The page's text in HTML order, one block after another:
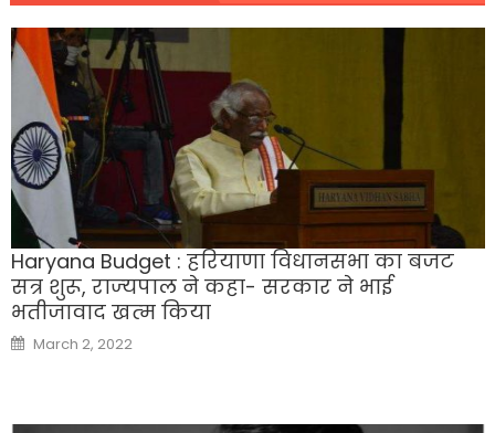
Haryana Budget : हरियाणा विधानसभा का बजट
सत्र शुरू, राज्‍यपाल ने कहा- सरकार ने भाई
भतीजावाद खत्‍म किया
Posted
on
March 2, 2022